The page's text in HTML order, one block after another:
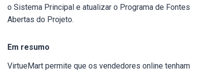
o Sistema Principal e atualizar o Programa de Fontes
Abertas do Projeto.
Em resumo
VirtueMart permite que os vendedores online tenham